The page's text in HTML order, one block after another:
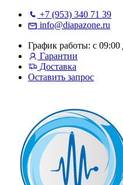
+7 (953) 340 71 39
info@diapazone.ru
График работы: с
Гарантии
Доставка
Оставить запрос